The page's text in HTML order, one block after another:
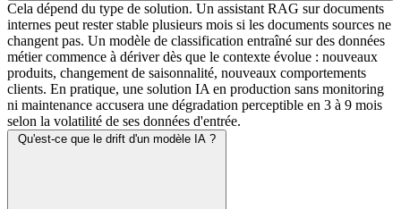
Cela dépend du type de solution. Un assistant RAG sur documents
internes peut rester stable plusieurs mois si les documents sources ne
changent pas. Un modèle de classification entraîné sur des données
métier commence à dériver dès que le contexte évolue : nouveaux
produits, changement de saisonnalité, nouveaux comportements
clients. En pratique, une solution IA en production sans monitoring
ni maintenance accusera une dégradation perceptible en 3 à 9 mois
selon la volatilité de ses données d'entrée.
Qu'est-ce que le drift d'un modèle IA ?